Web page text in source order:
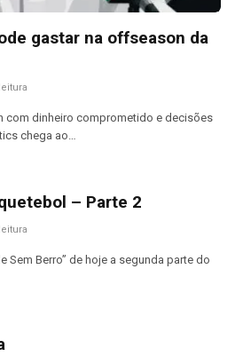
gastar na offseason da
com dinheiro comprometido e decisões
chega ao…
– Parte 2
Sem Berro” de hoje a segunda parte do